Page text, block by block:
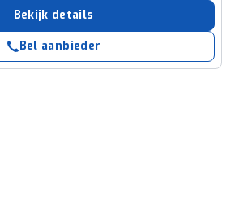
Bekijk details
Bel aanbieder